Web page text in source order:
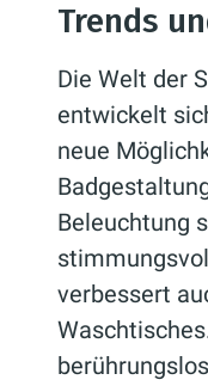
Trends
Die Welt der
entwickelt
neue
Beleuchtung
verbessert